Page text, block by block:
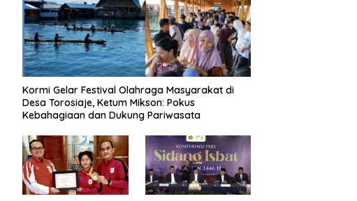
Kormi Gelar Festival Olahraga Masyarakat di
Desa Torosiaje, Ketum Mikson: Pokus
Kebahagiaan dan Dukung Pariwasata